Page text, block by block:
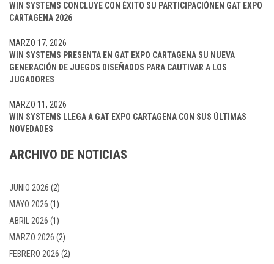
WIN SYSTEMS CONCLUYE CON ÉXITO SU PARTICIPACIÓNEN GAT EXPO
CARTAGENA 2026
WIN SYSTEMS PRESENTA EN GAT EXPO CARTAGENA SU NUEVA
GENERACIÓN DE JUEGOS DISEÑADOS PARA CAUTIVAR A LOS
JUGADORES
MARZO 17, 2026
WIN SYSTEMS LLEGA A GAT EXPO CARTAGENA CON SUS ÚLTIMAS
NOVEDADES
MARZO 11, 2026
ARCHIVO DE NOTICIAS
JUNIO 2026 (2)
MAYO 2026 (1)
ABRIL 2026 (1)
MARZO 2026 (2)
FEBRERO 2026 (2)